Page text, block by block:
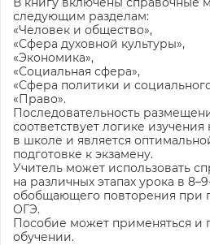
следующим разделам:
«Человек и общество»,
«Сфера духовной культуры»,
«Экономика»,
«Социальная сфера»,
«Сфера политики и
«Право».
Последовательность
соответствует логике
в школе и является
подготовке к экзамену.
Учитель может использовать
на различных этапах урока в
обобщающего повторения при
ОГЭ.
Пособие может применяться и
обучении.